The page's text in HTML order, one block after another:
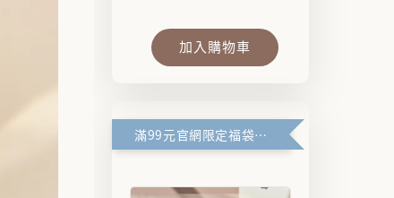
加入購物車
滿99元官網限定福袋優惠